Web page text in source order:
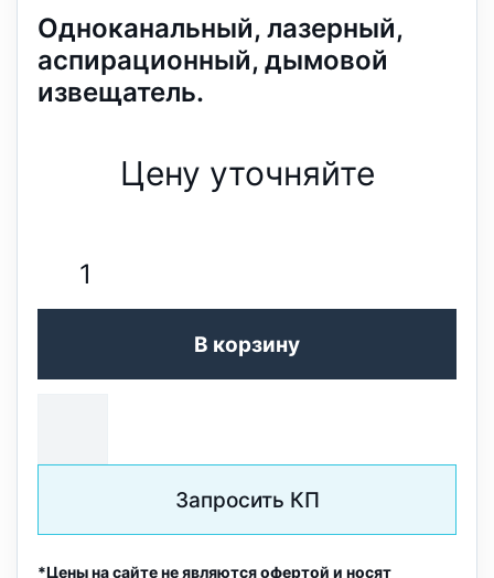
Одноканальный, лазерный,
аспирационный, дымовой
извещатель.
Цену уточняйте
В корзину
Запросить КП
*Цены на сайте не являются офертой и носят